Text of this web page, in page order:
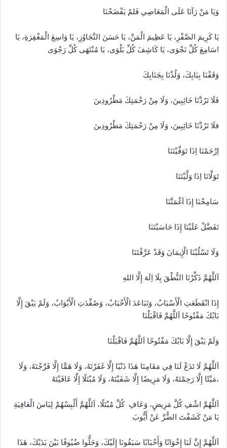
وَيَا مَنْ رَآنَا عَلَى الْمَعَاصِي فَلمْ يَفْضَحْنَا
يَا كَرِيمَ الصَّفْرِ، يَا عَظِيمَ الْمَنِّ، يَا حَسَنَ التَّجَاوُزِ، يَا وَاسِعَ الْمَغْفِرَةِ، يَا
سَامِعَ كُلِّ نَجْوَى، يَا كَاشِفَ كُلِّ بَلْوَى، يَا مُنْتَهَى كُلِّ رَجْوَى!
وَقَفْنَا بِبَابِكَ، وَلُذْنَا بِجَنَابِكَ
فَلَا تَرُدَّنَا خَائِبِينَ، وَلَا مِنْ رَحْمَتِكَ مَطْرُودِينَ
فلَا تَرُدَّنَا خَائِبِينَ، وَلَا مِنْ رَحْمَتِكَ مَطْرُودِينَ
اِرْحَمْنَا اِذَا تَوَفَّيْتَنَا
تَوَلَّانَا اِذَا وَلَّيْتَنَا
سَامِحْنَا إِذَا اَغْمَتَّنَا
تَفَضَّلْ عَلَيْنَا إِذَا حَاسَبْتَنَا
وَلَا تَسْلُبْنَا الْإِيمَانَ وَقَدْ عَرَّفْتَنَا
اَللَّهُمَّ ذَكِّرْنَا النُّطْقَ بِلَا اِلَهَ إِلَّا اللهِ
إِذَا انْقَطَعَتِ الْأَسْبَابُ، وَتَبَاعَدَ الْأَحْبَابُ، وَصُفِّدَتِ الْأَبْوَابُ، وَلَمْ يَبْقَ إِلَّا
بَابُكَ مَفْتُوحًا اَللَّهُمَّ فَاقْبَلْنَا
وَلَمْ يَبْقَ إِلَّا بَابُكَ مَفْتُوحًا اَللَّهُمَّ فَاقْبَلْنَا
مَيْتًا إِلَّا رَحِمْتَهُ، وَلَا مَرِيضًا إِلَّا شَفَيْتَهُ، وَلَا مُبْتَلًا إِلَّا عَافَيْتَهُ،
يَا مَنْ كَشَفْتَ الضُّرَّ عَنْ أَيُّوبَ
اَللَّهُمَّ إِنَّ لَنَا إِخْوَانًا وَأَحْبَابًا سَبَقُونَا إِلَيْكَ، وَحَلُّوا ضُيُوفًا بَيْنَ يَدَيْكَ، هَذَا